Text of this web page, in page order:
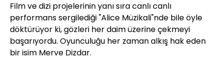
Film ve dizi projelerinin yanı sıra canlı canlı
performans sergilediği "Alice Müzikali"nde bile öyle
döktürüyor ki, gözleri her daim üzerine çekmeyi
başarıyordu. Oyunculuğu her zaman alkış hak eden
bir isim Merve Dizdar.